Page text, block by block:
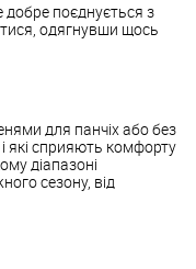
добре поєднується з
одягнувши щось
для панчіх або без
які сприяють комфорту
діапазоні
сезону, від